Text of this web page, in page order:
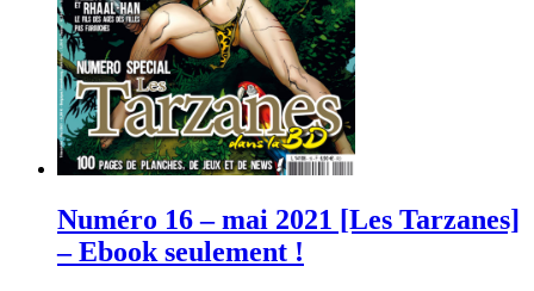
Numéro 16 – mai 2021 [Les Tarzanes]
– Ebook seulement !